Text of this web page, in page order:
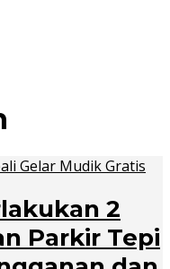
2
Parkir Tepi